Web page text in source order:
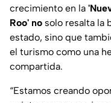
crecimiento en la
Roo' no solo resalta la
estado, sino que
el turismo como una
compartida.
“Estamos creando